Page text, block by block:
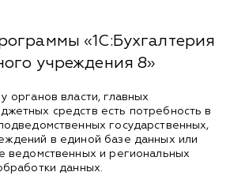
«1С:Бухгалтерия
учреждения 8»
органов власти, главных
средств есть потребность в
государственных,
в единой базе данных или
ведомственных и региональных
данных.